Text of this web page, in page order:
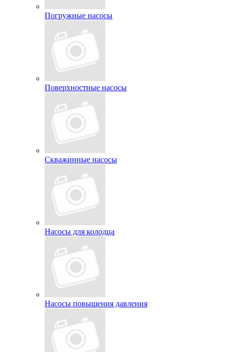
Погружные насосы
Поверхностные насосы
Скважинные насосы
Насосы для колодца
Насосы повышения давления